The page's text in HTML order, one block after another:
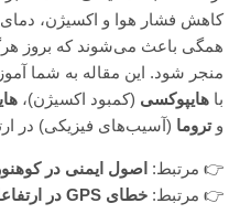
کاهش فشار هوا و اکسیژن،
همگی باعث می‌شوند که بروز
منجر شود. این مقاله به شما
با هایپوکسی (کمبود اکسیژن)،
وتروما (آسیب‌های فیزیکی) در
👉 مرتبط: اصول ایمنی در
👉 مرتبط: خطای GPS در ارتفاعات